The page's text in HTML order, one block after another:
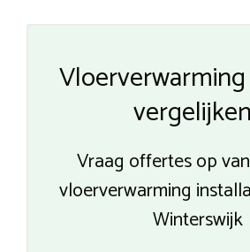
Vraag offertes op
vloerverwarming
Winterswijk